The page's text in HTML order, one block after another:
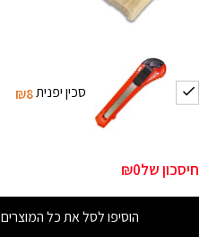
סכין יפנית₪8
חיסכון של₪0
הוסיפו לסל את כל המוצרים